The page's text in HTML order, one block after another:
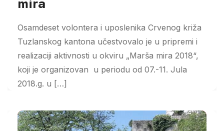
Osamdeset volontera i uposlenika Crvenog križa
Tuzlanskog kantona učestvovalo je u pripremi i
realizaciji aktivnosti u okviru „Marša mira 2018“,
koji je organizovan u periodu od 07.-11. Jula
2018.g. u […]